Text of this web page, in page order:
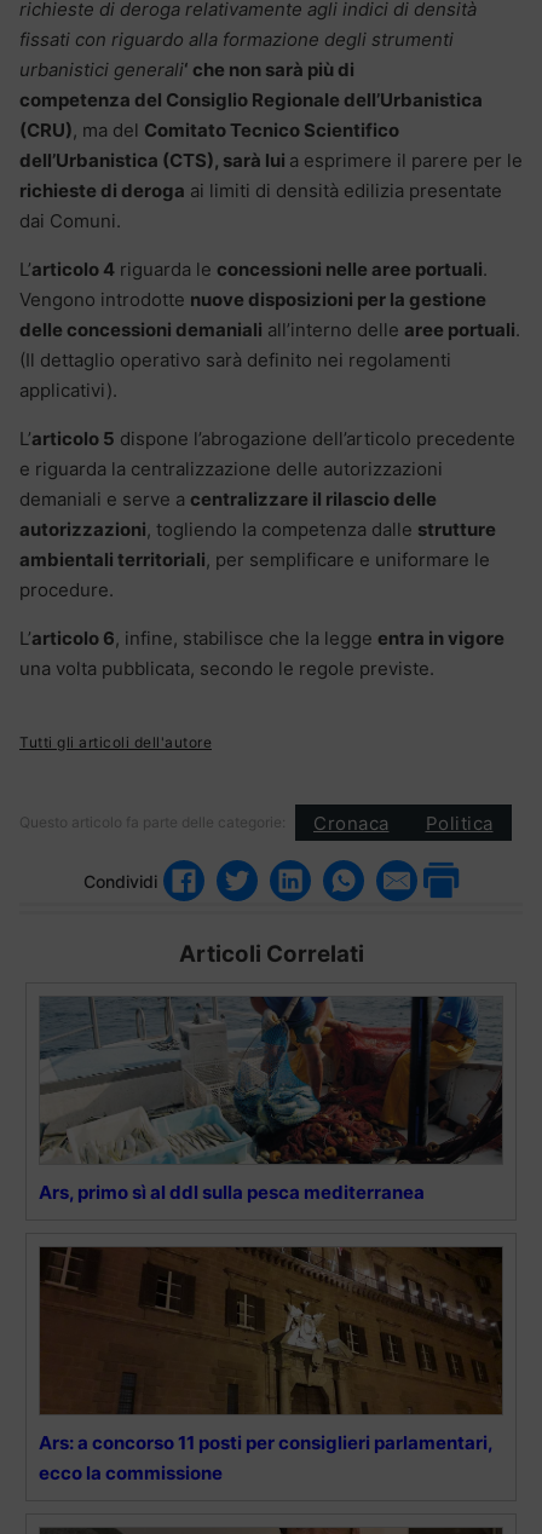
richieste di deroga relativamente agli indici di densità
fissati con riguardo alla formazione degli strumenti
urbanistici generali‘ che non sarà più di
competenza del Consiglio Regionale dell’Urbanistica
(CRU), ma del Comitato Tecnico Scientifico
dell’Urbanistica (CTS), sarà lui a esprimere il parere per le
richieste di deroga ai limiti di densità edilizia presentate
dai Comuni.
L’articolo 4 riguarda le concessioni nelle aree portuali.
Vengono introdotte nuove disposizioni per la gestione
delle concessioni demaniali all’interno delle aree portuali.
(Il dettaglio operativo sarà definito nei regolamenti
applicativi).
L’articolo 5 dispone l’abrogazione dell’articolo precedente
e riguarda la centralizzazione delle autorizzazioni
demaniali e serve a centralizzare il rilascio delle
autorizzazioni, togliendo la competenza dalle strutture
ambientali territoriali, per semplificare e uniformare le
procedure.
L’articolo 6, infine, stabilisce che la legge entra in vigore
una volta pubblicata, secondo le regole previste.
Tutti gli articoli dell'autore
Questo articolo fa parte delle categorie: Cronaca Politica
Condividi
Articoli Correlati
Ars, primo sì al ddl sulla pesca mediterranea
Ars: a concorso 11 posti per consiglieri parlamentari,
ecco la commissione